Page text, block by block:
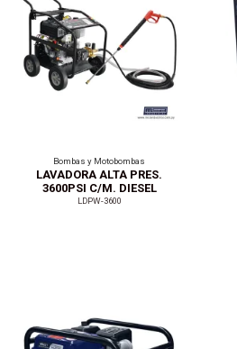
Bombas y Motobombas
LAVADORA ALTA PRES.
3600PSI C/M. DIESEL
LDPW-3600